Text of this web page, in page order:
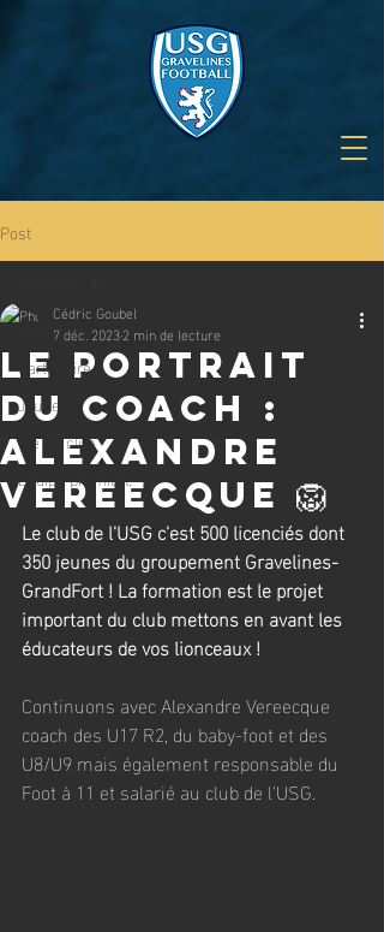
Post
All Posts
Partenaire
Jeunes
Vie du club
Equipe première
LE PORTRAIT
DU COACH :
Alexandre
Vereecque 🦁
Cédric Goubel
7 déc. 20232 min de lecture
Le club de l'USG c'est 500 licenciés dont
350 jeunes du groupement Gravelines-
GrandFort ! La formation est le projet
important du club mettons en avant les
éducateurs de vos lionceaux !
Continuons avec Alexandre Vereecque
coach des U17 R2, du baby-foot et des
U8/U9 mais également responsable du
Foot à 11 et salarié au club de l'USG.